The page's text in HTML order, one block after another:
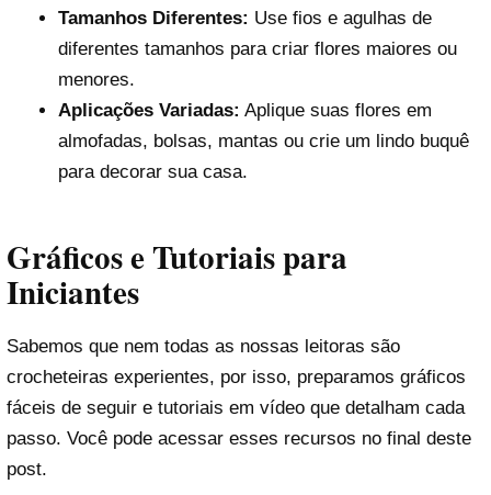
Tamanhos Diferentes: Use fios e agulhas de
diferentes tamanhos para criar flores maiores ou
menores.
Aplicações Variadas: Aplique suas flores em
almofadas, bolsas, mantas ou crie um lindo buquê
para decorar sua casa.
Gráficos e Tutoriais para
Iniciantes
Sabemos que nem todas as nossas leitoras são
crocheteiras experientes, por isso, preparamos gráficos
fáceis de seguir e tutoriais em vídeo que detalham cada
passo. Você pode acessar esses recursos no final deste
post.